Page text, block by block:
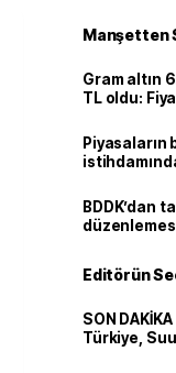
Manşetten
Gram altın
TL oldu:
Piyasaların
BDDK’dan
Editörün
SON
Türkiye,